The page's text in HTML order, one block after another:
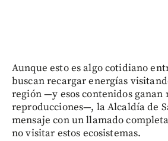
Aunque esto es algo cotidiano
buscan recargar energías
región —y esos contenidos ganan
reproducciones—, la Alcaldía de
mensaje con un llamado
no visitar estos ecosistemas.